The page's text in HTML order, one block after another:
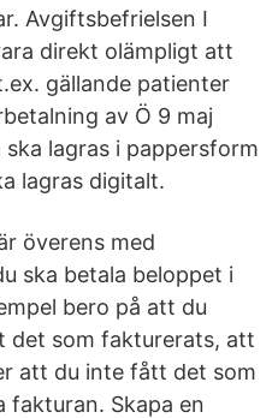
Avgiftsbefrielsen I
direkt olämpligt att
gällande patienter
av Ö 9 maj
lagras i pappersform
lagras digitalt.
överens med
ska betala beloppet i
bero på att du
det som fakturerats, att
att du inte fått det som
fakturan. Skapa en